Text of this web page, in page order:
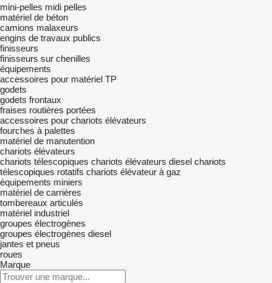
mini-pelles midi pelles
matériel de béton
camions malaxeurs
engins de travaux publics
finisseurs
finisseurs sur chenilles
équipements
accessoires pour matériel TP
godets
godets frontaux
fraises routières portées
accessoires pour chariots élévateurs
fourches à palettes
matériel de manutention
chariots élévateurs
chariots télescopiques chariots élévateurs diesel chariots
télescopiques rotatifs chariots élévateur à gaz
équipements miniers
matériel de carrières
tombereaux articulés
matériel industriel
groupes électrogènes
groupes électrogènes diesel
jantes et pneus
roues
Marque